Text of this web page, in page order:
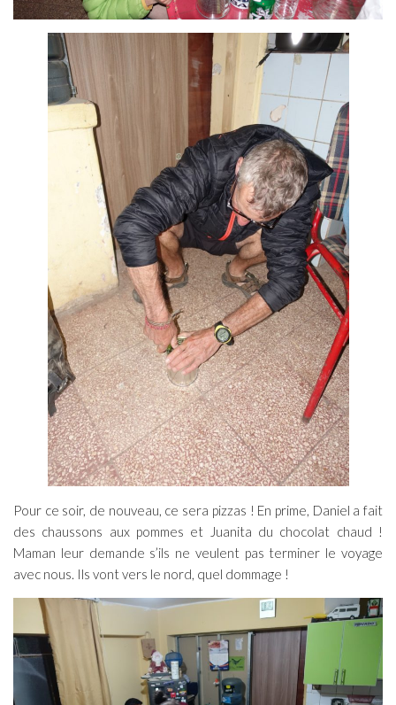
Pour ce soir, de nouveau, ce sera pizzas ! En prime, Daniel a fait
des chaussons aux pommes et Juanita du chocolat chaud !
Maman leur demande s’ils ne veulent pas terminer le voyage
avec nous. Ils vont vers le nord, quel dommage !